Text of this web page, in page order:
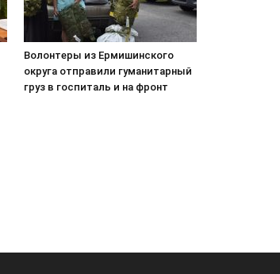
Волонтеры из Ермишинского
округа отправили гуманитарный
груз в госпиталь и на фронт